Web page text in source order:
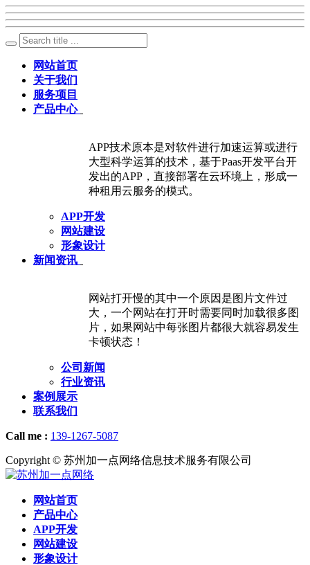
网站首页
关于我们
服务项目
产品中心
APP技术原本是对软件进行加速运算或进行
大型科学运算的技术，基于Paas开发平台开
发出的APP，直接部署在云环境上，形成一
种租用云服务的模式。
APP开发
网站建设
形象设计
新闻资讯
网站打开慢的其中一个原因是图片文件过
大，一个网站在打开时需要同时加载很多图
片，如果网站中每张图片都很大就容易发生
卡顿状态！
公司新闻
行业资讯
案例展示
联系我们
Call me : 139-1267-5087
Copyright © 苏州加一点网络信息技术服务有限公司
网站首页
产品中心
APP开发
网站建设
形象设计